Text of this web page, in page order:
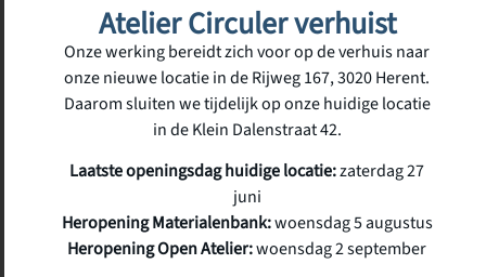
1 op voorraadAtelier Circuler verhuist
Onze werking bereidt zich voor op de verhuis naar
onze nieuwe locatie in de Rijweg 167, 3020 Herent.
Daarom sluiten we tijdelijk op onze huidige locatie
in de Klein Dalenstraat 42.
Laatste openingsdag huidige locatie:zaterdag 27
juni
Heropening Materialenbank:woensdag 5 augustus
Heropening Open Atelier:woensdag 2 september